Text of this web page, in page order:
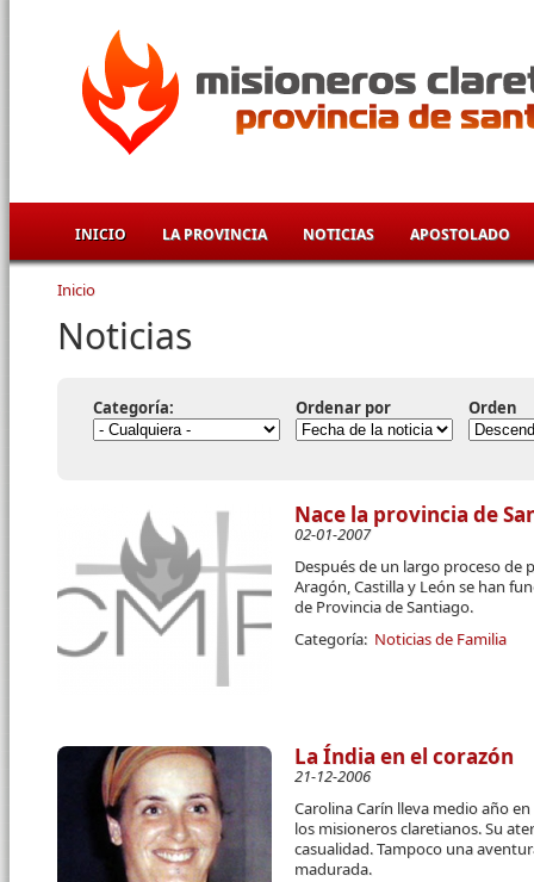
INICIO LA PROVINCIA NOTICIAS APOSTOLADO
Se encuentra usted aquí
Inicio
Noticias
Categoría: Ordenar por Orden
Nace la provincia de
02-01-2007
Después de un largo proceso de
Aragón, Castilla y León se han
de Provincia de Santiago.
Categoría: Noticias de Familia
La Índia en el corazón
21-12-2006
Carolina Carín lleva medio año
los misioneros claretianos. Su
casualidad. Tampoco una
madurada.